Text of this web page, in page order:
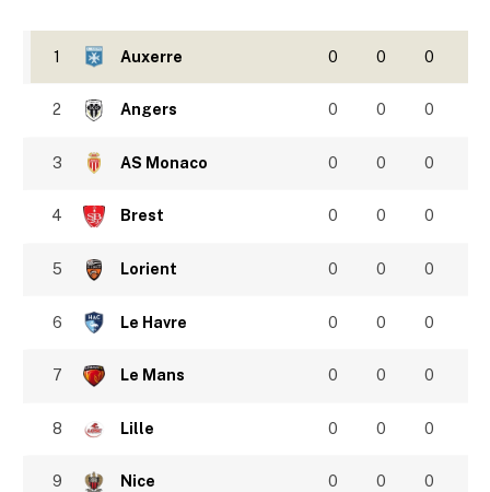
1 Auxerre 0 0 0
2 Angers 0 0 0
3 AS Monaco 0 0 0
4 Brest 0 0 0
5 Lorient 0 0 0
6 Le Havre 0 0 0
7 Le Mans 0 0 0
8 Lille 0 0 0
9 Nice 0 0 0